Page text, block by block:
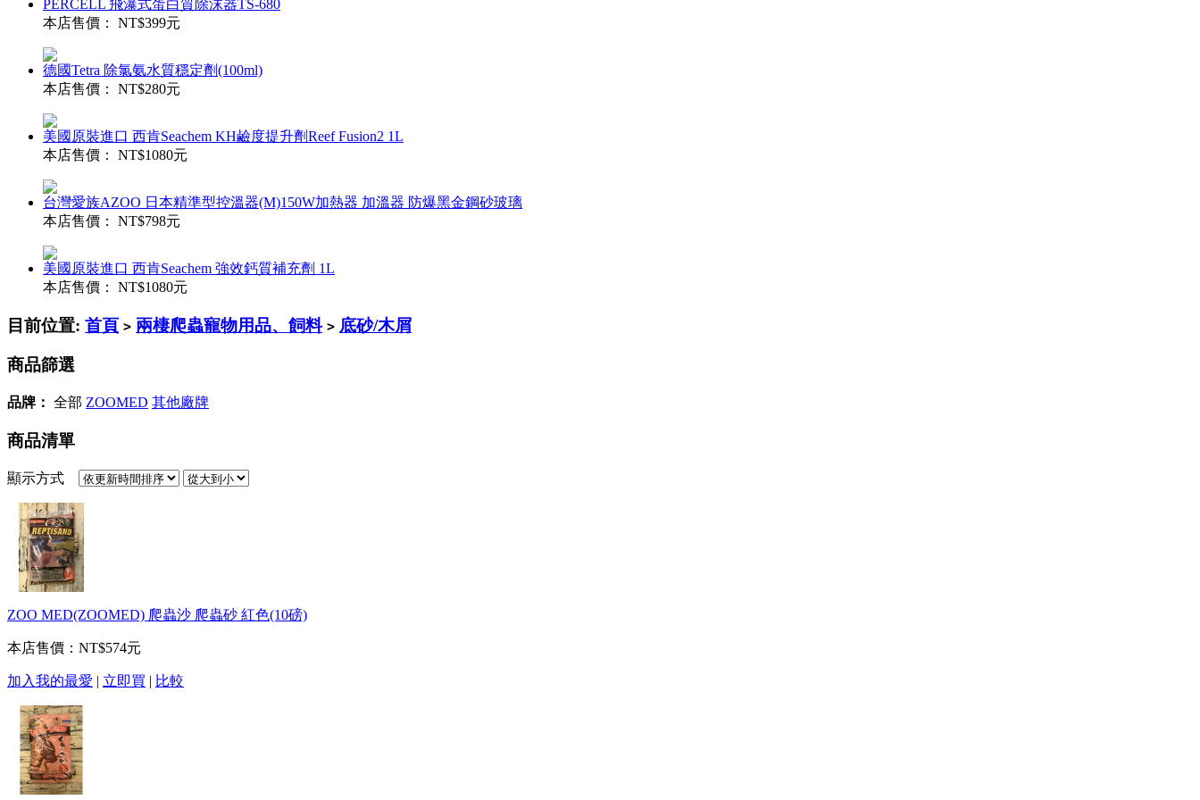
PERCELL 飛瀑式蛋白質除沫器TS-680
本店售價： NT$399元
德國Tetra 除氯氨水質穩定劑(100ml)
本店售價： NT$280元
美國原裝進口 西肯Seachem KH鹼度提升劑Reef Fusion2 1L
本店售價： NT$1080元
台灣愛族AZOO 日本精準型控溫器(M)150W加熱器 加溫器 防爆黑金鋼砂玻璃
本店售價： NT$798元
美國原裝進口 西肯Seachem 強效鈣質補充劑 1L
本店售價： NT$1080元
目前位置: 首頁 > 兩棲爬蟲寵物用品、飼料 > 底砂/木屑
商品篩選
品牌： 全部 ZOOMED 其他廠牌
商品清單
顯示方式
ZOO MED(ZOOMED) 爬蟲沙 爬蟲砂 紅色(10磅)
本店售價： NT$574元
加入我的最愛 | 立即買 | 比較